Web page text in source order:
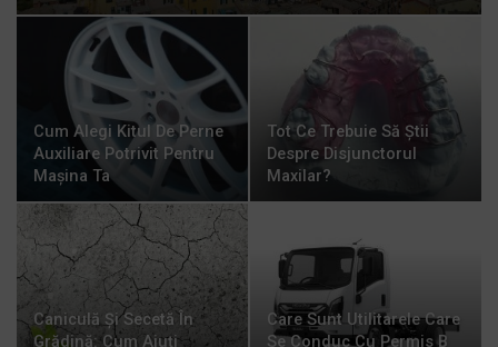
Cum Alegi Kitul De Perne
Auxiliare Potrivit Pentru
Mașina Ta
Tot Ce Trebuie Să Știi
Despre Disjunctorul
Maxilar?
Caniculă Și Secetă În
Grădină: Cum Ajuți
Care Sunt Utilitarele Care
Se Conduc Cu Permis B